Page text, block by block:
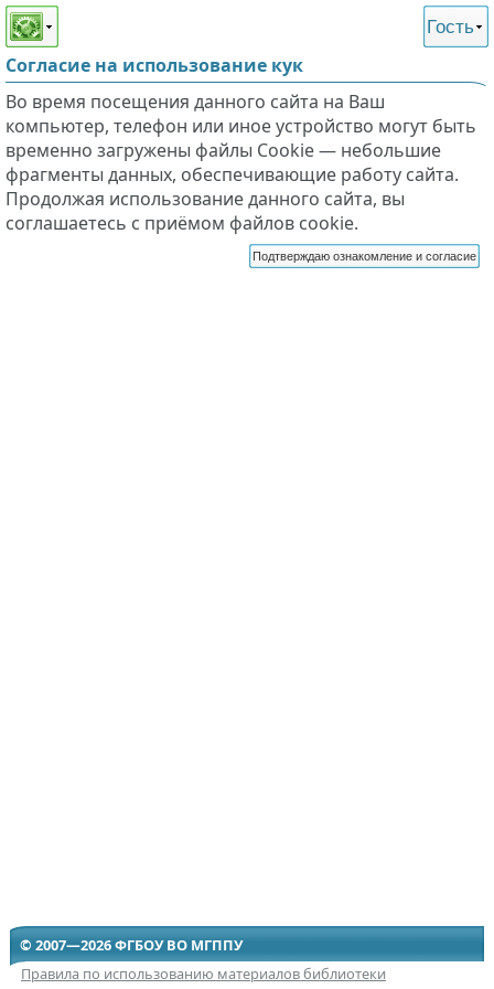
Этот сайт поддерживает
слабовидящих
Гость
Согласие на использование кук
Во время посещения данного сайта на Ваш
компьютер, телефон или иное устройство могут быть
временно загружены файлы Cookie — небольшие
фрагменты данных, обеспечивающие работу сайта.
Продолжая использование данного сайта, вы
соглашаетесь с приёмом файлов cookie.
Подтверждаю ознакомление и согласие
© 2007—2026 ФГБОУ ВО МГППУ
Правила по использованию материалов библиотеки